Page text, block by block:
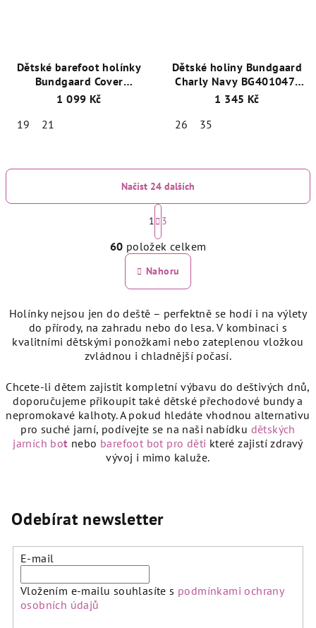
Dětské barefoot holínky
Bundgaard Cover
BG401046-3470 Rose
1 099 Kč
19
21
Dětské holiny Bundgaard
Charly Navy BG401047-
5485
1 345 Kč
26
35
O
v
l
á
a
c
í
p
r
v
k
y
v
ý
u
Načíst 24 dalších
S
t
r
á
n
k
o
á
n
í
1 3
60 položek celkem
Nahoru
Holínky nejsou jen do deště – perfektně se hodí i na výlety
do přírody, na zahradu nebo do lesa. V kombinaci s
kvalitními dětskými ponožkami nebo zateplenou vložkou
zvládnou i chladnější počasí.
Chcete-li dětem zajistit kompletní výbavu do deštivých dnů,
doporučujeme přikoupit také dětské přechodové bundy a
nepromokavé kalhoty. A pokud hledáte vhodnou alternativu
pro suché jarní, podívejte se na naši nabídku dětských
jarních bot nebo barefoot bot pro děti které zajistí zdravý
vývoj i mimo kaluže.
Odebírat newsletter
E-mail
Vložením e-mailu souhlasíte s podmínkami ochrany
osobních údajů